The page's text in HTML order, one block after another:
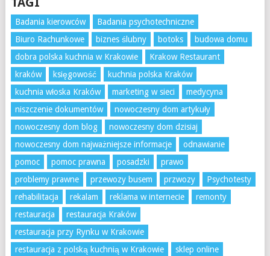
Badania kierowców
Badania psychotechniczne
Biuro Rachunkowe
biznes ślubny botoks
budowa domu
dobra polska kuchnia w Krakowie
Krakow Restaurant
kraków
księgowość
kuchnia polska Kraków
kuchnia włoska Kraków
marketing w sieci
medycyna
niszczenie dokumentów
nowoczesny dom artykuły
nowoczesny dom blog
nowoczesny dom dzisiaj
nowoczesny dom najważniejsze informacje
odnawianie
pomoc
pomoc prawna posadzki
prawo
problemy prawne
przewozy busem przwozy
Psychotesty
rehabilitacja
rekalam reklama w internecie
remonty
restauracja
restauracja Kraków
restauracja przy Rynku w Krakowie
restauracja z polską kuchnią w Krakowie
sklep online